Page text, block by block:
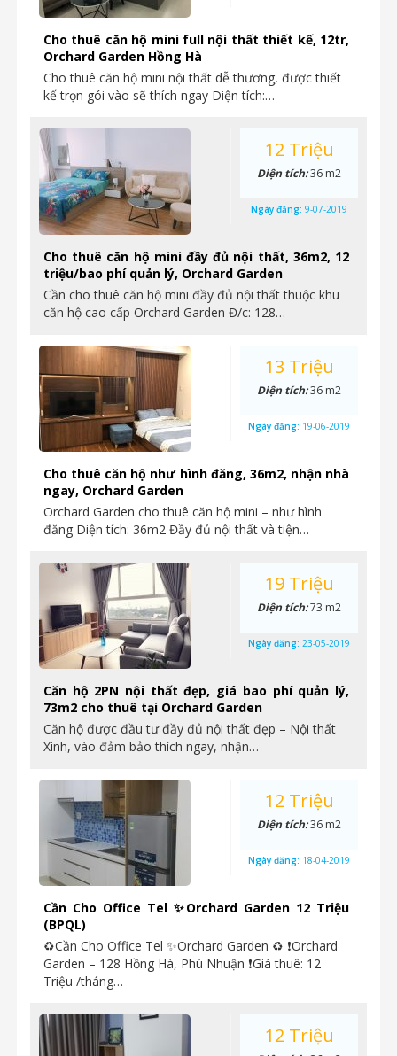
Cho thuê căn hộ mini full nội thất thiết kế, 12tr,
Orchard Garden Hồng Hà
Cho thuê căn hộ mini nội thất dễ thương, được thiết
kế trọn gói vào sẽ thích ngay Diện tích:…
Cho thuê căn hộ mini đầy đủ nội thất, 36m2, 12
triệu/bao phí quản lý, Orchard Garden
Cần cho thuê căn hộ mini đầy đủ nội thất thuộc khu
căn hộ cao cấp Orchard Garden Đ/c: 128…
12 Triệu
Diện tích:36 m2
Ngày đăng: 9-07-2019
Cho thuê căn hộ như hình đăng, 36m2, nhận nhà
ngay, Orchard Garden
Orchard Garden cho thuê căn hộ mini – như hình
đăng Diện tích: 36m2 Đầy đủ nội thất và tiện…
13 Triệu
Diện tích:36 m2
Ngày đăng: 19-06-2019
Căn hộ 2PN nội thất đẹp, giá bao phí quản lý,
73m2 cho thuê tại Orchard Garden
Căn hộ được đầu tư đầy đủ nội thất đẹp – Nội thất
Xinh, vào đảm bảo thích ngay, nhận…
19 Triệu
Diện tích:73 m2
Ngày đăng: 23-05-2019
Cần Cho Office Tel ✨Orchard Garden 12 Triệu
(BPQL)
♻Cần Cho Office Tel ✨Orchard Garden ♻ ❗Orchard
Garden – 128 Hồng Hà, Phú Nhuận ❗Giá thuê: 12
Triệu /tháng…
12 Triệu
Diện tích:36 m2
Ngày đăng: 18-04-2019
12 Triệu